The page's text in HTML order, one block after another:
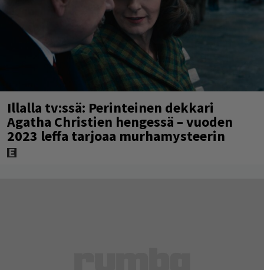
Illalla tv:ssä: Perinteinen dekkari
Agatha Christien hengessä – vuoden
2023 leffa tarjoaa murhamysteerin